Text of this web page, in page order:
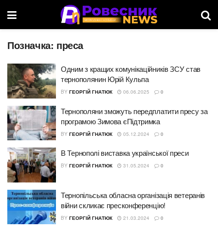
Позначка: преса
Одним з кращих комунікаційників ЗСУ став
тернополянин Юрій Кульпа
BY ГЕОРГІЙ ГНАТЮК 06.06.2025 0
Тернополяни зможуть передплатити пресу за
програмою Зимова єПідтримка
BY ГЕОРГІЙ ГНАТЮК 05.12.2024 0
В Тернополі виставка української преси
BY ГЕОРГІЙ ГНАТЮК 31.05.2024 0
Тернопільська обласна організація ветеранів
війни скликає пресконференцію!
BY ГЕОРГІЙ ГНАТЮК 21.03.2024 0